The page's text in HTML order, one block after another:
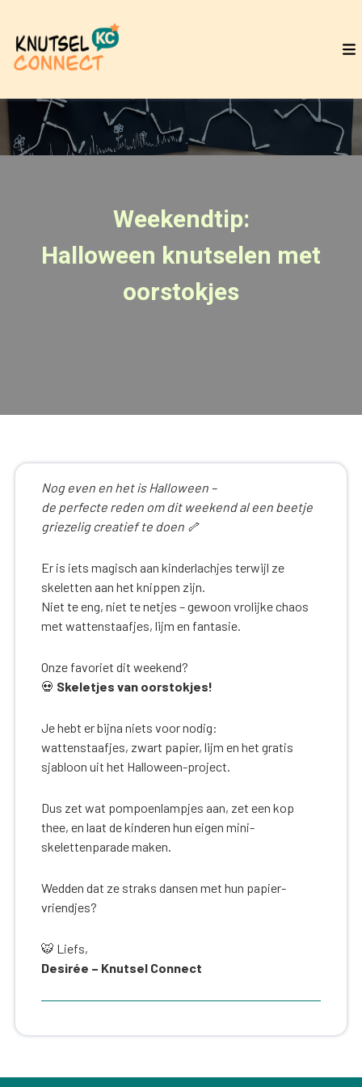
Weekendtip:
Halloween knutselen met
oorstokjes
Nog even en het is Halloween –
de perfecte reden om dit weekend al een beetje
griezelig creatief te doen 🦴
Er is iets magisch aan kinderlachjes terwijl ze
skeletten aan het knippen zijn.
Niet te eng, niet te netjes – gewoon vrolijke chaos
met wattenstaafjes, lijm en fantasie.
Onze favoriet dit weekend?
💀 Skeletjes van oorstokjes!
Je hebt er bijna niets voor nodig:
wattenstaafjes, zwart papier, lijm en het gratis
sjabloon uit het Halloween-project.
Dus zet wat pompoenlampjes aan, zet een kop
thee, en laat de kinderen hun eigen mini-
skelettenparade maken.
Wedden dat ze straks dansen met hun papier-
vriendjes?
🐯 Liefs,
Desirée – Knutsel Connect